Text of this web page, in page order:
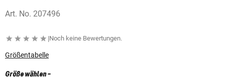
Art. No. 207496
|Noch keine Bewertungen.
Größentabelle
Größe wählen-